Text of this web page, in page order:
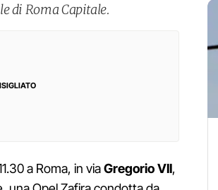
di Roma Capitale.
a Roma, in viaGregorio VII,